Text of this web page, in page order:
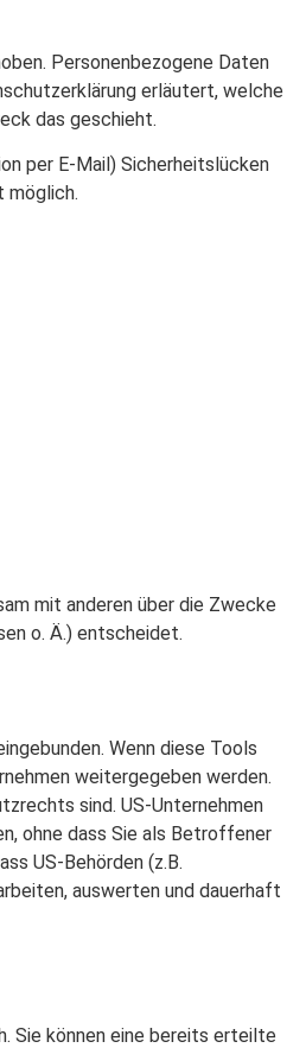
Personenbezogene Daten
erläutert, welche
das geschieht.
per E-Mail) Sicherheitslücken
möglich.
mit anderen über die Zwecke
o. Ä.) entscheidet.
Wenn diese Tools
weitergegeben werden.
sind. US-Unternehmen
ohne dass Sie als Betroffener
US-Behörden (z.B.
auswerten und dauerhaft
Sie können eine bereits erteilte